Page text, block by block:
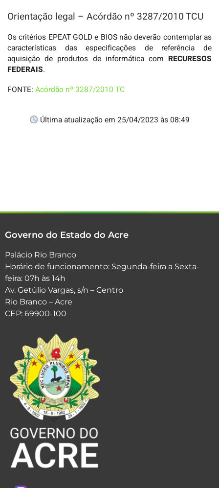
Orientação legal – Acórdão nº 3287/2010 TCU
Os critérios EPEAT GOLD e BIOS não deverão contemplar as
características das especificações de referência de
aquisição de produtos de informática com RECURESOS
FEDERAIS.
FONTE: Acórdão nº 3287/2010 TC
Última atualização em 25/04/2023 às 08:49
Governo do Estado do Acre
Palácio Rio Branco
Horário de funcionamento: Segunda-feira a Sexta-
feira: 07h às 14h
Av. Getúlio Vargas, s/n – Centro
Rio Branco – Acre
CEP: 69900-100